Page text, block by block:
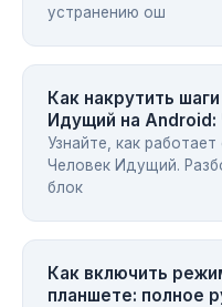
устранению ош
Как накрутить
Идущий на Android:
Узнайте, как
Человек Идущий.
блок
Как включить
планшете: полное